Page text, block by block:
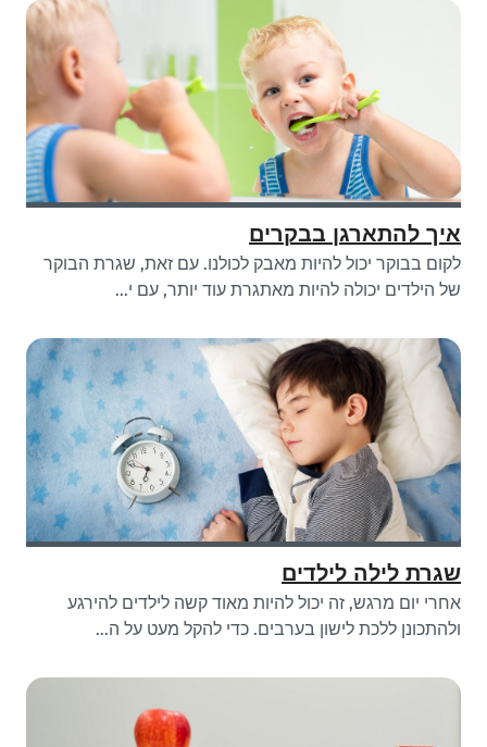
איך להתארגן בבקרים
לקום בבוקר יכול להיות מאבק לכולנו. עם זאת, שגרת הבוקר
של הילדים יכולה להיות מאתגרת עוד יותר, עם י...
שגרת לילה לילדים
אחרי יום מרגש, זה יכול להיות מאוד קשה לילדים להירגע
ולהתכונן ללכת לישון בערבים. כדי להקל מעט על ה...